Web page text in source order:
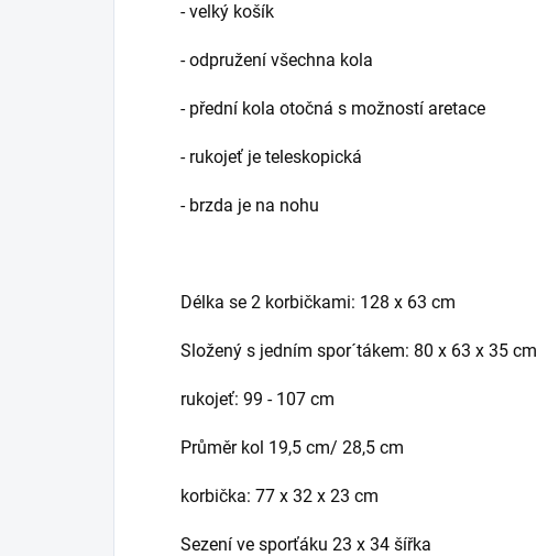
- velký košík
- odpružení všechna kola
- přední kola otočná s možností aretace
- rukojeť je teleskopická
- brzda je na nohu
Délka se 2 korbičkami: 128 x 63 cm
Složený s jedním spor´tákem: 80 x 63 x 35 cm
rukojeť: 99 - 107 cm
Průměr kol 19,5 cm/ 28,5 cm
korbička: 77 x 32 x 23 cm
Sezení ve sporťáku 23 x 34 šířka